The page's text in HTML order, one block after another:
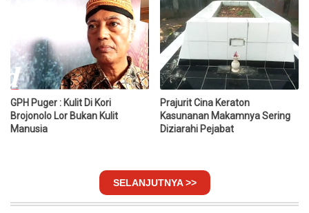
GPH Puger : Kulit Di Kori
Brojonolo Lor Bukan Kulit
Manusia
Prajurit Cina Keraton
Kasunanan Makamnya Sering
Diziarahi Pejabat
SELANJUTNYA >>